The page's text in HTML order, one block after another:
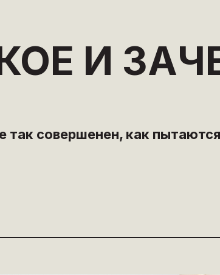
И
так совершенен, как пытаются